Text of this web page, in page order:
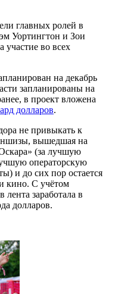
главных ролей в
Уортингтон и Зои
участие во всех
на декабрь
запланированы на
в проект вложена
долларов.
не привыкать к
вышедшая на
(за лучшую
операторскую
и до сих пор остается
кино. С учётом
заработала в
долларов.